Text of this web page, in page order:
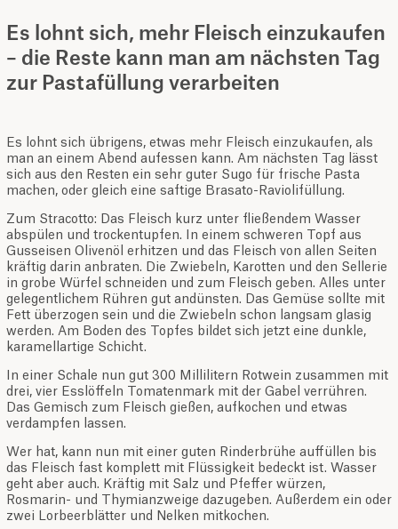
Es lohnt sich, mehr Fleisch einzukaufen
– die Reste kann man am nächsten Tag
zur Pastafüllung verarbeiten
Es lohnt sich übrigens, etwas mehr Fleisch einzukaufen, als
man an einem Abend aufessen kann. Am nächsten Tag lässt
sich aus den Resten ein sehr guter Sugo für frische Pasta
machen, oder gleich eine saftige Brasato-Raviolifüllung.
Zum Stracotto: Das Fleisch kurz unter fließendem Wasser
abspülen und trockentupfen. In einem schweren Topf aus
Gusseisen Olivenöl erhitzen und das Fleisch von allen Seiten
kräftig darin anbraten. Die Zwiebeln, Karotten und den Sellerie
in grobe Würfel schneiden und zum Fleisch geben. Alles unter
gelegentlichem Rühren gut andünsten. Das Gemüse sollte mit
Fett überzogen sein und die Zwiebeln schon langsam glasig
werden. Am Boden des Topfes bildet sich jetzt eine dunkle,
karamellartige Schicht.
In einer Schale nun gut 300 Millilitern Rotwein zusammen mit
drei, vier Esslöffeln Tomatenmark mit der Gabel verrühren.
Das Gemisch zum Fleisch gießen, aufkochen und etwas
verdampfen lassen.
Wer hat, kann nun mit einer guten Rinderbrühe auffüllen bis
das Fleisch fast komplett mit Flüssigkeit bedeckt ist. Wasser
geht aber auch. Kräftig mit Salz und Pfeffer würzen,
Rosmarin- und Thymianzweige dazugeben. Außerdem ein oder
zwei Lorbeerblätter und Nelken mitkochen.